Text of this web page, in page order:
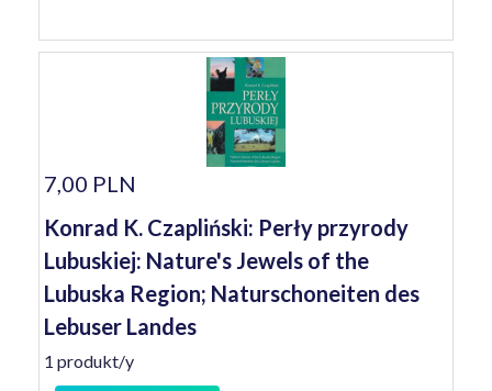
7,00 PLN
Konrad K. Czapliński: Perły przyrody
Lubuskiej: Nature's Jewels of the
Lubuska Region; Naturschoneiten des
Lebuser Landes
1 produkt/y